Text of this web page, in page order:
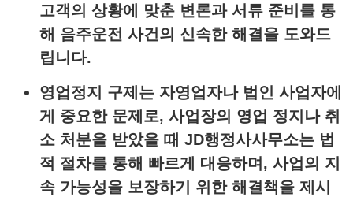
고객의 상황에 맞춘 변론과 서류 준비를 통
해 음주운전 사건의 신속한 해결을 도와드
립니다.
영업정지 구제 는 자영업자나 법인 사업자에
게 중요한 문제로, 사업장의 영업 정지나 취
소 처분을 받았을 때 JD행정사사무소는 법
적 절차를 통해 빠르게 대응하며, 사업의 지
속 가능성을 보장하기 위한 해결책을 제시